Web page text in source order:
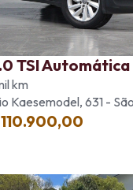
TSI
km
Kaesemodel, 631 -